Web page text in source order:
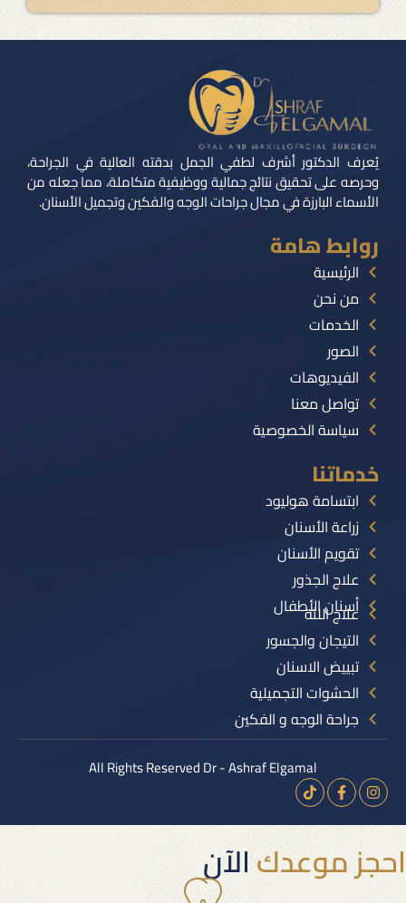
يُعرف الدكتور أشرف لطفي الجمل بدقته العالية في الجراحة،
وحرصه على تحقيق نتائج جمالية ووظيفية متكاملة، مما جعله من
الأسماء البارزة في مجال جراحات الوجه والفكين وتجميل الأسنان.
روابط هامة
الرئيسية
من نحن
الخدمات
الصور
الفيديوهات
تواصل معنا
سياسة الخصوصية
خدماتنا
ابتسامة هوليود
زراعة الأسنان
تقويم الأسنان
علاج الجذور
أسنان الأطفال
علاج اللثة
التيجان والجسور
تبييض الاسنان
الحشوات التجميلية
جراحة الوجه و الفكين
All Rights Reserved Dr - Ashraf Elgamal
احجز موعدكالآن